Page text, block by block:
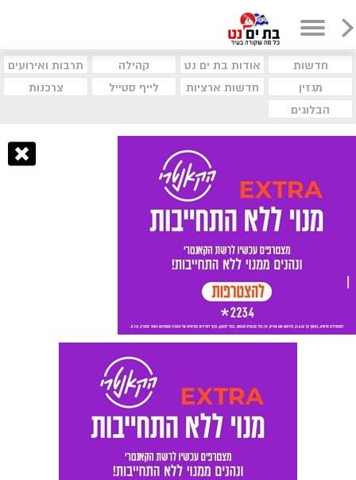
חדשות אודות בת ים נט קהילה
תרבות ואירועים
מגזין
חדשות ארציות לייף סטייל
צרכנות
הבלוגים